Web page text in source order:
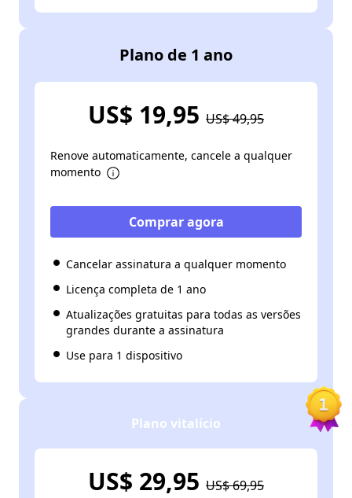
Plano de 1 ano
US$ 19,95 US$ 49,95
Renove automaticamente, cancele a qualquer
momento
Comprar agora
Cancelar assinatura a qualquer momento
Licença completa de 1 ano
Atualizações gratuitas para todas as versões
grandes durante a assinatura
Use para 1 dispositivo
Plano vitalício
US$ 29,95 US$ 69,95